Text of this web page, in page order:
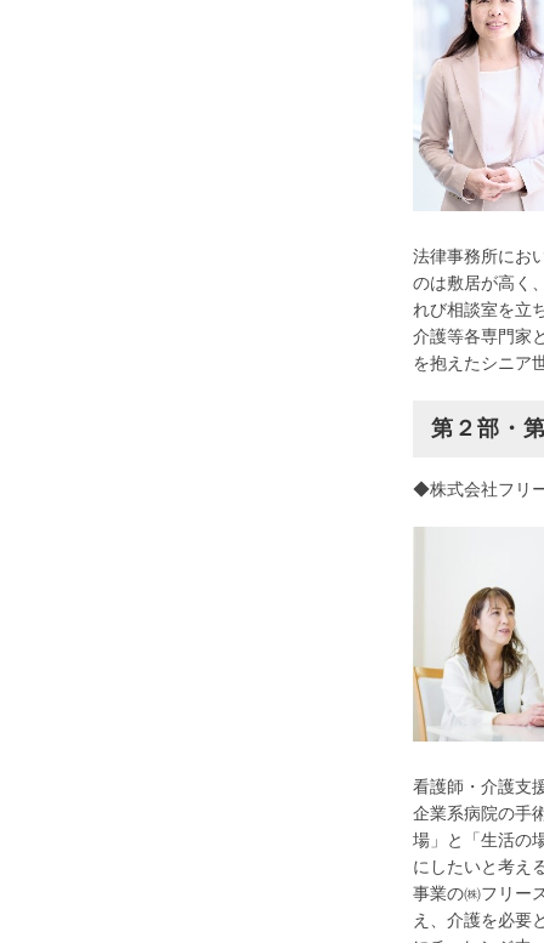
法律事務所にお
のは敷居が高く
れび相談室を立
介護等各専門家
を抱えたシニア
第２部・
◆株式会社フリ
看護師・介護支
企業系病院の手
場」と「生活の
にしたいと考え
事業の㈱フリー
え、介護を必要